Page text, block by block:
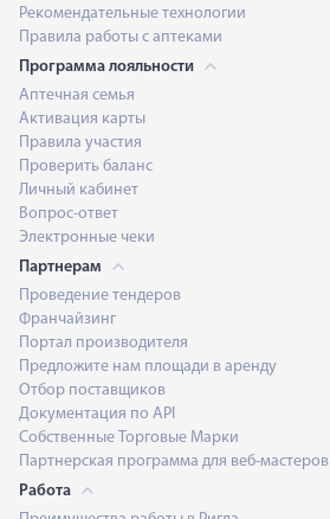
Рекомендательные технологии
Правила работы с аптеками
Программа лояльности
Аптечная семья
Активация карты
Правила участия
Проверить баланс
Личный кабинет
Вопрос-ответ
Электронные чеки
Партнерам
Проведение тендеров
Франчайзинг
Портал производителя
Предложите нам площади в аренду
Отбор поставщиков
Документация по API
Собственные Торговые Марки
Партнерская программа для веб-мастеров
Работа